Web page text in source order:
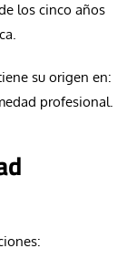
los cinco años
su origen en:
profesional.